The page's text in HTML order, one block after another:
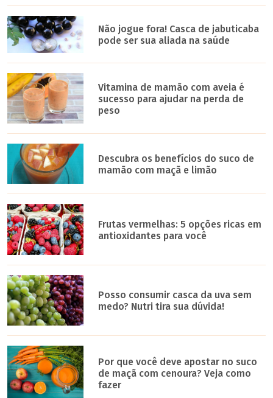
Não jogue fora! Casca de jabuticaba
pode ser sua aliada na saúde
Vitamina de mamão com aveia é
sucesso para ajudar na perda de
peso
Descubra os benefícios do suco de
mamão com maçã e limão
Frutas vermelhas: 5 opções ricas em
antioxidantes para você
Posso consumir casca da uva sem
medo? Nutri tira sua dúvida!
Por que você deve apostar no suco
de maçã com cenoura? Veja como
fazer